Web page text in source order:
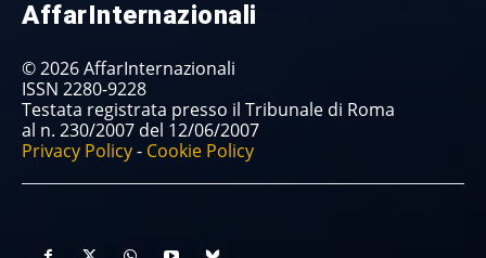
AffarInternazionali
© 2026 AffarInternazionali
ISSN 2280-9228
Testata registrata presso il Tribunale di Roma
al n. 230/2007 del 12/06/2007
Privacy Policy- Cookie Policy